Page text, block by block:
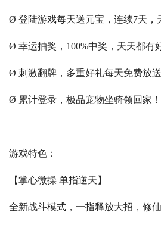
Ø 登陆游戏每天送元宝，连续7天，
Ø 幸运抽奖，100%中奖，天天都有
Ø 刺激翻牌，多重好礼每天免费放送
Ø 累计登录，极品宠物坐骑领回家！
游戏特色：
【掌心微操 单指逆天】
全新战斗模式，一指释放大招，修